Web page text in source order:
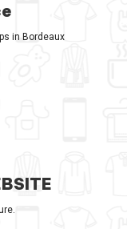
in Bordeaux